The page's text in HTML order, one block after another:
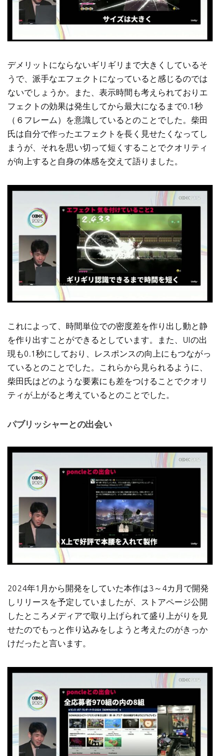
デメリットにならないギリギリまで大きくしているそ
うで、派手なエフェクトになっていると感じるのでは
ないでしょうか。また、表示時間も考えられておりエ
フェクトの効果は発生してから最大になるまで0.1秒
（６フレーム）を意識しているとのことでした。柴田
氏は自分で作ったエフェクトを長く見せたくなってし
まうが、それを思い切って短くすることでクオリティ
が向上すると自身の体感を交えて語りました。
これによって、時間単位での密度差を作り出し動と静
を作り出すことができるとしています。また、UIの出
現も0.1秒にしており、レスポンスの向上にもつながっ
ているとのことでした。これらから見られるように、
柴田氏はどのような要素にも差をつけることでクオリ
ティが上がると考えているとのことでした。
パブリッシャーとの出会い
2024年1月から開発をしていた本作は3～4カ月で開発
しリリースを予定していましたが、ストアページ公開
したところメディアで取り上げられて盛り上がりを見
せたのでもっと作り込みをしようと考えたのがきっか
けだったと言います。